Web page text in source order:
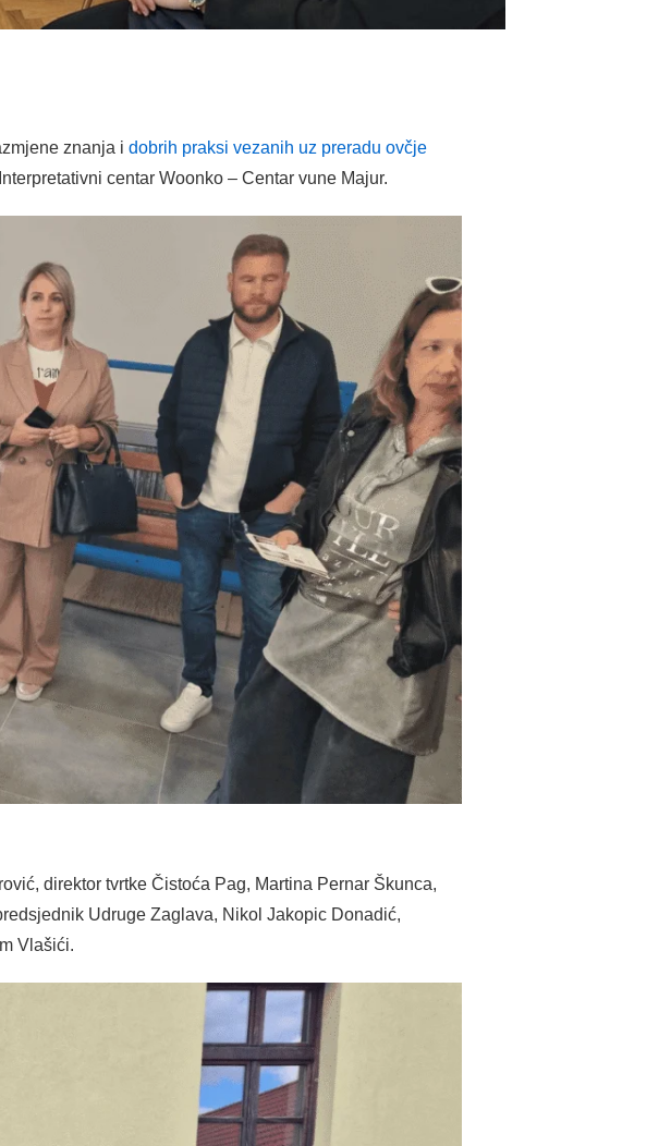
znanja i dobrih praksi vezanih uz preradu ovčje
centar Woonko – Centar vune Majur.
direktor tvrtke Čistoća Pag, Martina Pernar Škunca,
Udruge Zaglava , Nikol Jakopic Donadić,
Vlašići.